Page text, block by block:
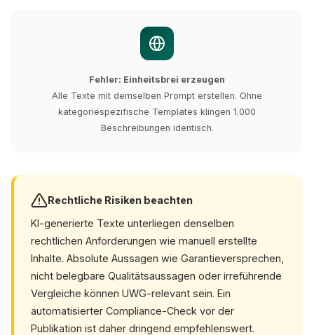
Fehler: Einheitsbrei erzeugen
Alle Texte mit demselben Prompt erstellen. Ohne
kategoriespezifische Templates klingen 1.000
Beschreibungen identisch.
Rechtliche Risiken beachten
KI-generierte Texte unterliegen denselben
rechtlichen Anforderungen wie manuell erstellte
Inhalte. Absolute Aussagen wie Garantieversprechen,
nicht belegbare Qualitätsaussagen oder irreführende
Vergleiche können UWG-relevant sein. Ein
automatisierter Compliance-Check vor der
Publikation ist daher dringend empfehlenswert.